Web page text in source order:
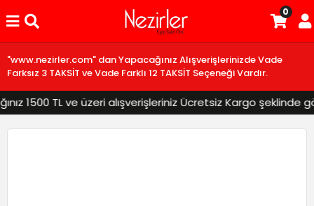
"www.nezirler.com" dan Yapacağınız Alışverişlerinizde Vade
Farksız 3 TAKSİT ve Vade Farklı 12 TAKSİT Seçeneği Vardır.
1500 TL ve üzeri alışverişleriniz Ücretsiz Kargo şeklinde
0